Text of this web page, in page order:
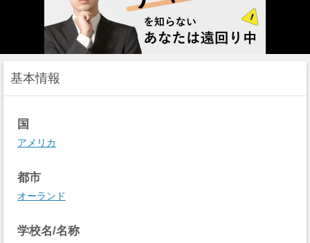
基本情報
国
アメリカ
都市
オーランド
学校名/名称